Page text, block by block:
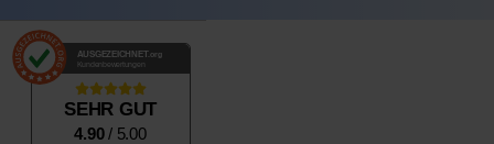
AUSGEZEICHNET .org
Kundenbewertungen
SEHR GUT
4.90/ 5.00